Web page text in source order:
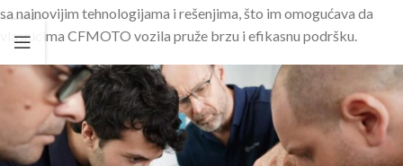
sa najnovijim tehnologijama i rešenjima, što im omogućava da
vlasnicima CFMOTO vozila pruže brzu i efikasnu podršku.